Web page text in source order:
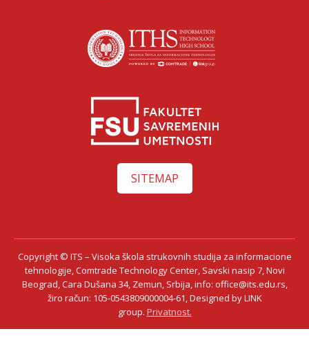
Ksenija Ilić
Razgovaraj sa Ksenijom Ilić savetnicom za upis – uživo!
SITEMAP
Copyright © ITS – Visoka škola strukovnih studija za informacione
tehnologije, Comtrade Technology Center, Savski nasip 7, Novi
Beograd, Cara Dušana 34, Zemun, Srbija, info: office@its.edu.rs,
žiro račun: 105-0543809000004-61, Designed by LINK
group. Privatnost.